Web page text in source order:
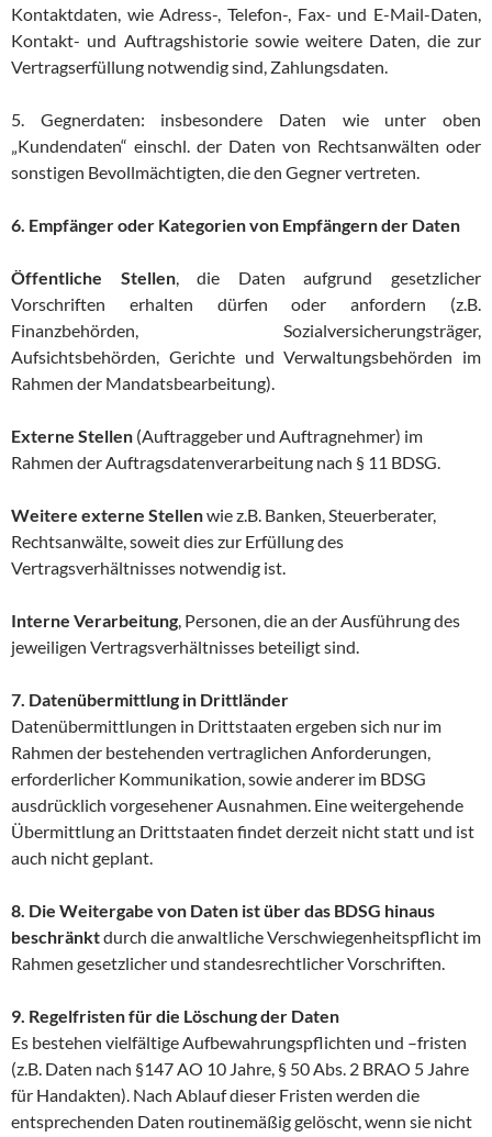
Kontaktdaten, wie Adress-, Telefon-, Fax- und E-Mail-Daten,
Kontakt- und Auftragshistorie sowie weitere Daten, die zur
Vertragserfüllung notwendig sind, Zahlungsdaten.
5. Gegnerdaten: insbesondere Daten wie unter oben
„Kundendaten“ einschl. der Daten von Rechtsanwälten oder
sonstigen Bevollmächtigten, die den Gegner vertreten.
6. Empfänger oder Kategorien von Empfängern der Daten
Öffentliche Stellen, die Daten aufgrund gesetzlicher
Vorschriften erhalten dürfen oder anfordern (z.B.
Finanzbehörden, Sozialversicherungsträger,
Aufsichtsbehörden, Gerichte und Verwaltungsbehörden im
Rahmen der Mandatsbearbeitung).
Externe Stellen (Auftraggeber und Auftragnehmer) im
Rahmen der Auftragsdatenverarbeitung nach § 11 BDSG.
Weitere externe Stellenwie z.B. Banken, Steuerberater,
Rechtsanwälte, soweit dies zur Erfüllung des
Vertragsverhältnisses notwendig ist.
Interne Verarbeitung, Personen, die an der Ausführung des
jeweiligen Vertragsverhältnisses beteiligt sind.
7. Datenübermittlung in Drittländer
Datenübermittlungen in Drittstaaten ergeben sich nur im
Rahmen der bestehenden vertraglichen Anforderungen,
erforderlicher Kommunikation, sowie anderer im BDSG
ausdrücklich vorgesehener Ausnahmen. Eine weitergehende
Übermittlung an Drittstaaten findet derzeit nicht statt und ist
auch nicht geplant.
8. Die Weitergabe von Daten ist über das BDSG hinaus
beschränktdurch die anwaltliche Verschwiegenheitspflicht im
Rahmen gesetzlicher und standesrechtlicher Vorschriften.
9. Regelfristen für die Löschung der Daten
Es bestehen vielfältige Aufbewahrungspflichten und –fristen
(z.B. Daten nach §147 AO 10 Jahre, § 50 Abs. 2 BRAO 5 Jahre
für Handakten). Nach Ablauf dieser Fristen werden die
entsprechenden Daten routinemäßig gelöscht, wenn sie nicht